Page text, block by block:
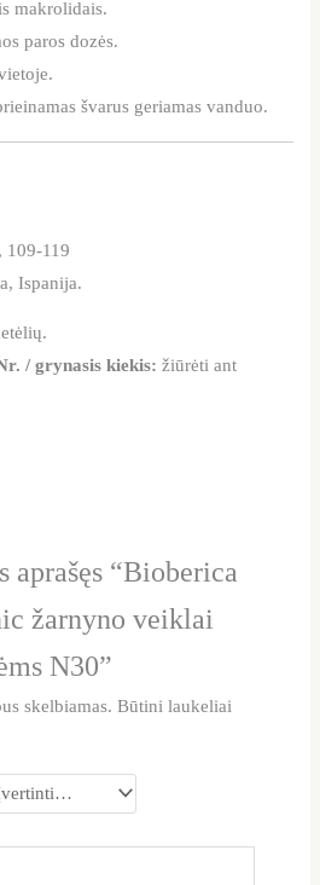
makrolidais.
paros dozės.
švarus geriamas vanduo.
109-119
Ispanija.
/ grynasis kiekis: žiūrėti ant
aprašęs “Bioberica
žarnyno veiklai
N30”
skelbiamas. Būtini laukeliai